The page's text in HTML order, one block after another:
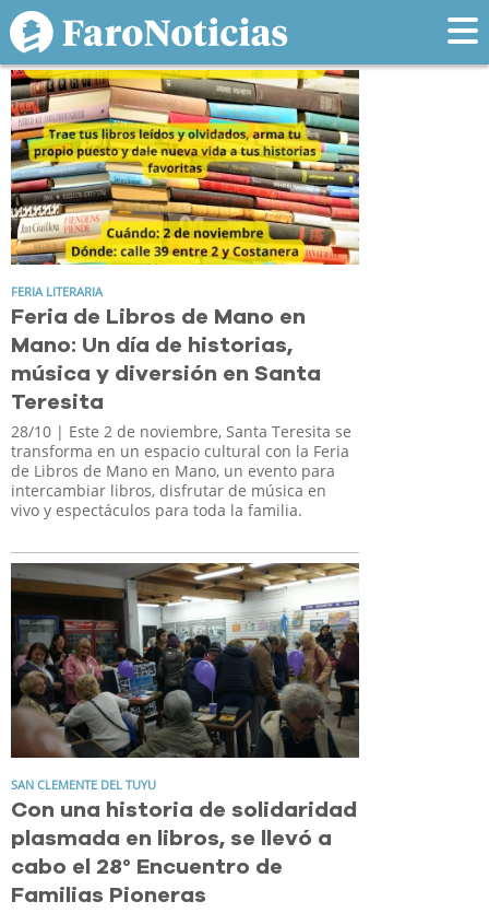
Tag: libros
FERIA LITERARIA
Feria de Libros de Mano en
Mano: Un día de historias,
música y diversión en Santa
Teresita
28/10 | Este 2 de noviembre, Santa Teresita se
transforma en un espacio cultural con la Feria
de Libros de Mano en Mano, un evento para
intercambiar libros, disfrutar de música en
vivo y espectáculos para toda la familia.
SAN CLEMENTE DEL TUYU
Con una historia de solidaridad
plasmada en libros, se llevó a
cabo el 28° Encuentro de
Familias Pioneras